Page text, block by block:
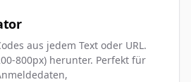
aus jedem Text oder URL.
800px) herunter. Perfekt für